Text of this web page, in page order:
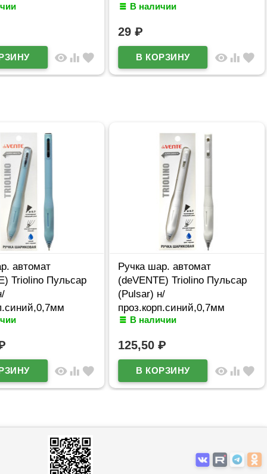
visibility equalizer favorite
В наличии
29₽
visibility equalizer favorite
автомат
Triolino Пульсар
(Ст12)
visibility equalizer favorite
Ручка шар. автомат
(deVENTE) Triolino Пульсар
(Pulsar) н/
проз.корп.синий,0,7мм
арт.5070609 (Ст12)
В наличии
125,50₽
visibility equalizer favorite